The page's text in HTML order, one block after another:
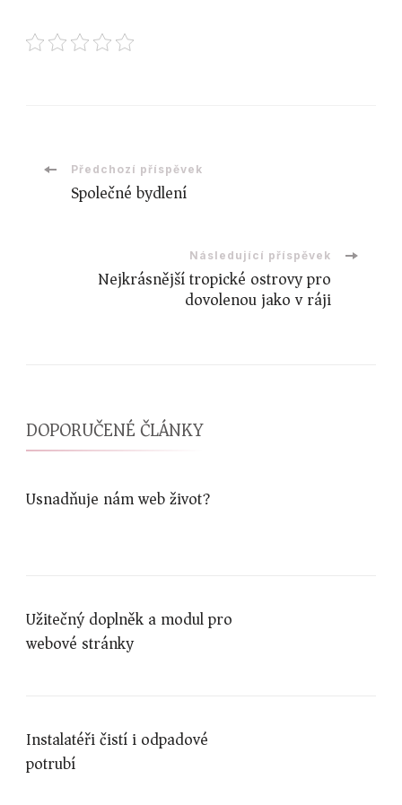
Navigace
Předchozí příspěvek
Společné bydlení
Následující příspěvek
Nejkrásnější tropické ostrovy pro
dovolenou jako v ráji
DOPORUČENÉ ČLÁNKY
Usnadňuje nám web život?
Užitečný doplněk a modul pro
webové stránky
Instalatéři čistí i odpadové
potrubí